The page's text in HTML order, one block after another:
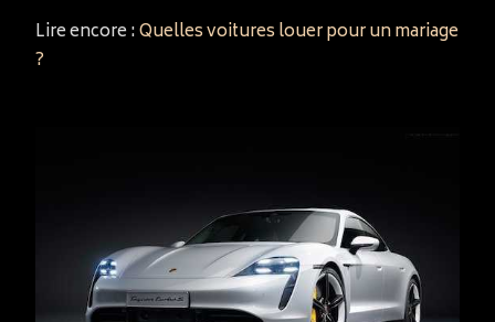
Lire encore :Quelles voitures louer pour un mariage
?